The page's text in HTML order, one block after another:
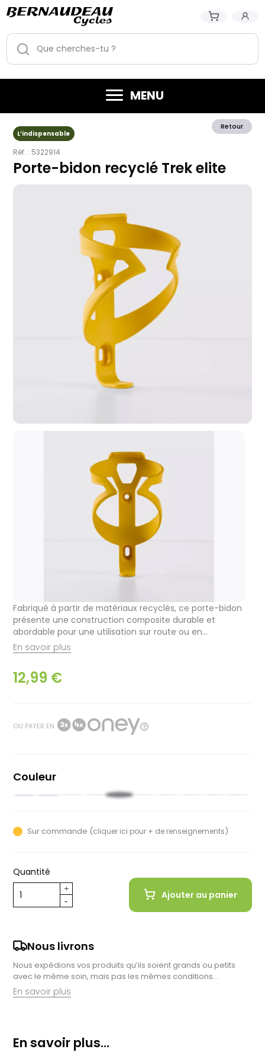
MENU
Retour
L’indispensable
Réf. : 5322914
Porte-bidon recyclé Trek elite
Fabriqué à partir de matériaux recyclés, ce porte-bidon
présente une construction composite durable et
abordable pour une utilisation sur route ou en...
En savoir plus
12,99 €
OU PAYER EN
Couleur
Noir
Noir
RougeMoutarde
Rose
Sur commande (cliquer ici pour + de renseignements)
Quantité
Ajouter au panier
Nous livrons
Nous expédions vos produits qu’ils soient grands ou petits
avec le même soin, mais pas les mêmes conditions…
En savoir plus
achats à domicile, mais il est encore plus gratifiant de vous
accueillir en magasin. Commandez en ligne et récupérez vos
En savoir plus...